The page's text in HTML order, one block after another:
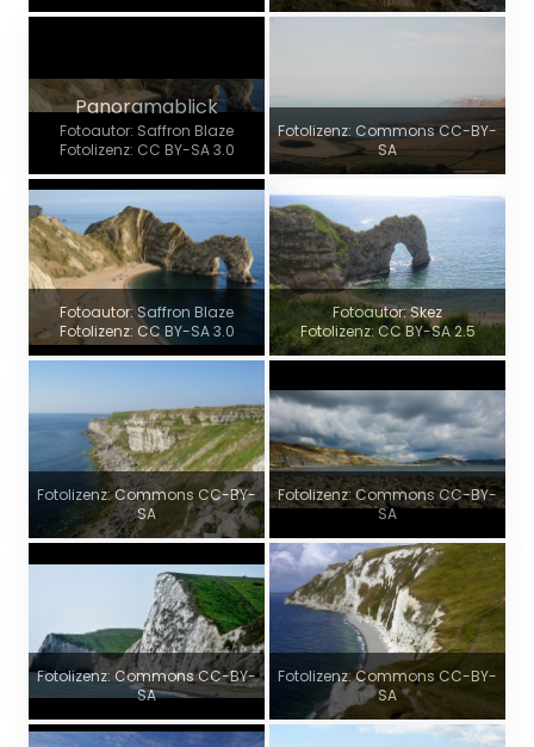
Panoramablick
Fotoautor: Saffron Blaze
Fotolizenz: CC BY-SA 3.0
Fotolizenz: Commons CC-BY-
SA
Fotoautor: Saffron Blaze
Fotolizenz: CC BY-SA 3.0
Fotoautor: Skez
Fotolizenz: CC BY-SA 2.5
Fotolizenz: Commons CC-BY-
SA
Fotolizenz: Commons CC-BY-
SA
Fotolizenz: Commons CC-BY-
SA
Fotolizenz: Commons CC-BY-
SA